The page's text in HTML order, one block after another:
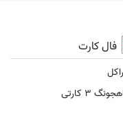
فال کارت
3 کارتی